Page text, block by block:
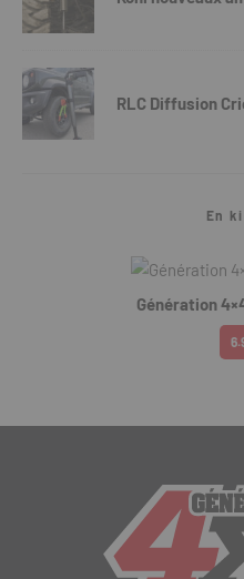
RLC Diffusion
En
Génération